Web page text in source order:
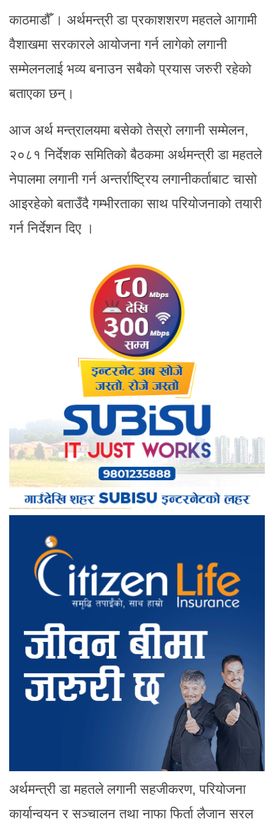
काठमाडौँ । अर्थमन्त्री डा प्रकाशशरण महतले आगामी
वैशाखमा सरकारले आयोजना गर्न लागेको लगानी
सम्मेलनलाई भव्य बनाउन सबैको प्रयास जरुरी रहेको
बताएका छन्।
आज अर्थ मन्त्रालयमा बसेको तेस्रो लगानी सम्मेलन,
२०८१ निर्देशक समितिको बैठकमा अर्थमन्त्री डा महतले
नेपालमा लगानी गर्न अन्तर्राष्ट्रिय लगानीकर्ताबाट चासो
आइरहेको बताउँदै गम्भीरताका साथ परियोजनाको तयारी
गर्न निर्देशन दिए ।
अर्थमन्त्री डा महतले लगानी सहजीकरण, परियोजना
कार्यान्वयन र सञ्चालन तथा नाफा फिर्ता लैजान सरल